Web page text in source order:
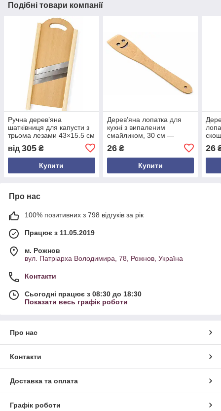
Подібні товари компанії
Ручна дерев’яна
шатківниця для капусти з
трьома лезами 43×15.5 см
бука
від 305 ₴
Купити
Дерев’яна лопатка для
кухні з випаленим
смайликом, 30 см —
аксесуар з буку
26₴
Купити
26
Про нас
100% позитивних з 798 відгуків за рік
Працює з 11.05.2019
м. Рожнов
вул. Патріарха Володимира, 78, Рожнов, Україна
Контакти
Сьогодні працює з 08:30 до 18:30
Показати весь графік роботи
Про нас
Контакти
Доставка та оплата
Графік роботи